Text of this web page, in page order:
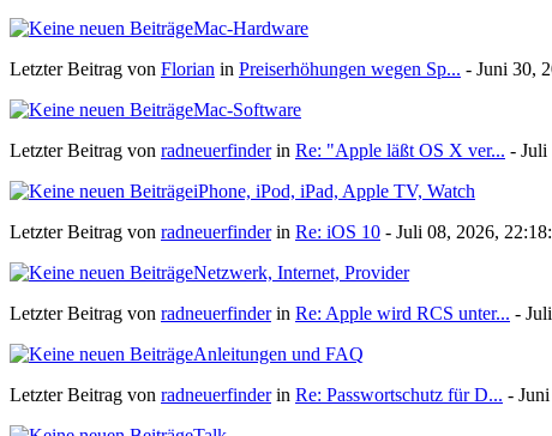
Mac-Hardware
Letzter Beitrag von Florian in Preiserhöhungen wegen Sp... - Juni 30,
Mac-Software
Letzter Beitrag von radneuerfinderin Re: "Apple läßt OS X ver... - Juli
iPhone, iPod, iPad, Apple TV, Watch
Letzter Beitrag von radneuerfinderin Re: iOS 10 - Juli 08, 2026,
Netzwerk, Internet, Provider
Letzter Beitrag von radneuerfinderin Re: Apple wird RCS unter... -
Anleitungen und FAQ
Letzter Beitrag von radneuerfinderin Re: Passwortschutz für D... -